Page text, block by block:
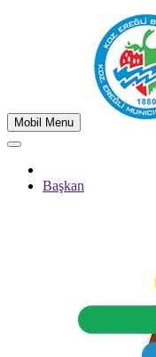
Mobil Menu
Başkan